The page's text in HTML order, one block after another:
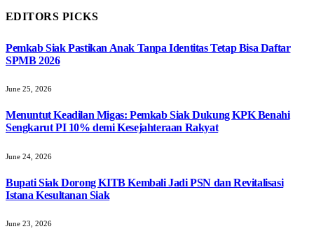
EDITORS PICKS
Pemkab Siak Pastikan Anak Tanpa Identitas Tetap Bisa Daftar
SPMB 2026
June 25, 2026
Menuntut Keadilan Migas: Pemkab Siak Dukung KPK Benahi
Sengkarut PI 10% demi Kesejahteraan Rakyat
June 24, 2026
Bupati Siak Dorong KITB Kembali Jadi PSN dan Revitalisasi
Istana Kesultanan Siak
June 23, 2026